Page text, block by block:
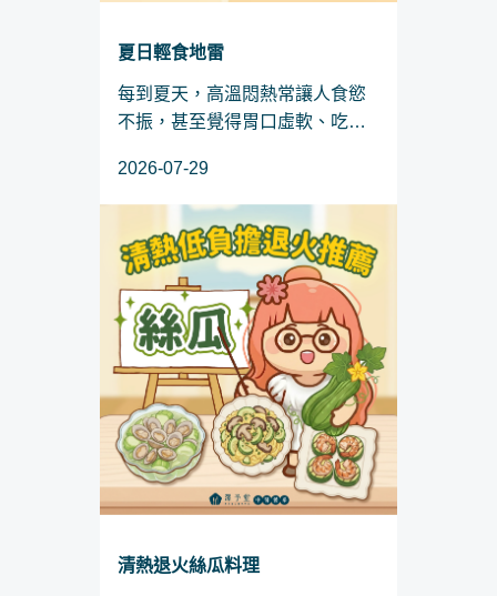
夏日輕食地雷
每到夏天，高溫悶熱常讓人食慾
不振，甚至覺得胃口虛軟、吃什
制體重或追求清爽飲食的人，會
選擇沙拉、豆花或水果來代替正
餐。然而，這些看起來無負擔的
「輕食」，在中醫眼裡可能是...
2026-07-29
清熱退火絲瓜料理